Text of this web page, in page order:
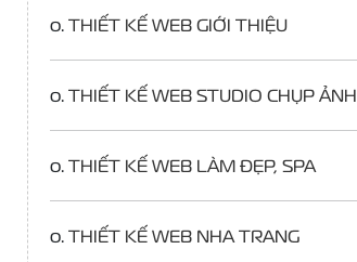
o. THIẾT KẾ WEB GIỚI THIỆU
o. THIẾT KẾ WEB STUDIO CHỤP ẢNH
o. THIẾT KẾ WEB LÀM ĐẸP, SPA
o. THIẾT KẾ WEB NHA TRANG